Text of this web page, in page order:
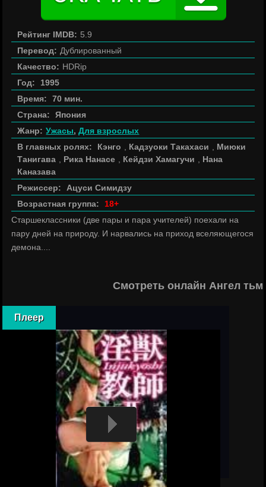
Рейтинг IMDB: 5.9
Перевод: Дублированный
Качество: HDRip
Год:
1995
Время:
70 мин.
Страна:
Япония
Жанр: Ужасы,Для взрослых
В главных ролях:
Кэнго Кадзуоки Такахаси
Миюки
Танигава
Рика Нанасе Кейдзи Хамагучи
Нана
Каназава
Режиссер:
Ацуси Симидзу
Возрастная группа:
18+
Старшеклассники (две пары и пара учителей) поехали на
пару дней на природу. И нарвались на приход вселяющегося
демона....
Смотреть онлайн Ангел
Плеер